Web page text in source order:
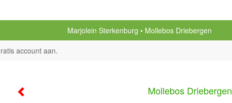
Marjolein Sterkenburg
Mollebos Driebergen
account aan.
Mollebos Driebergen